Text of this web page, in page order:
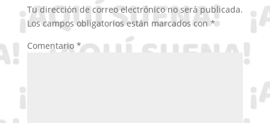
Tu dirección de correo electrónico no será publicada.
Los campos obligatorios están marcados con *
Comentario *